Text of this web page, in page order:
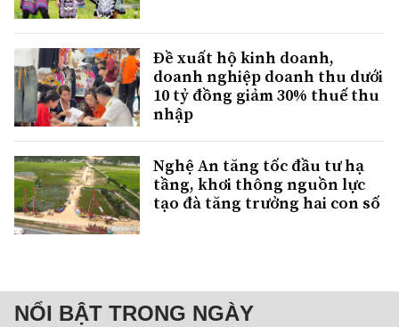
Đề xuất hộ kinh doanh,
doanh nghiệp doanh thu dưới
10 tỷ đồng giảm 30% thuế thu
nhập
Nghệ An tăng tốc đầu tư hạ
tầng, khơi thông nguồn lực
tạo đà tăng trưởng hai con số
NỔI BẬT TRONG NGÀY